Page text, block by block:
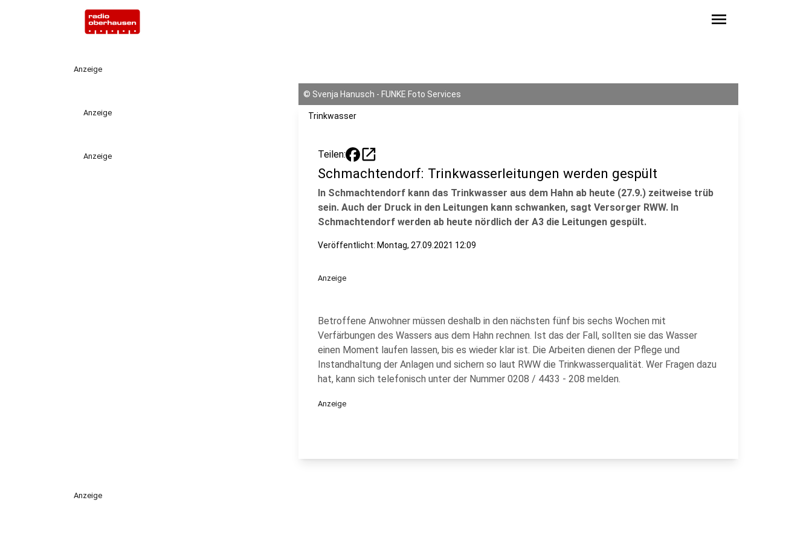
menu
Anzeige
Anzeige
Anzeige
© Svenja Hanusch - FUNKE Foto Services
Trinkwasser
Teilen: open_in_new
Schmachtendorf: Trinkwasserleitungen werden gespült
In Schmachtendorf kann das Trinkwasser aus dem Hahn ab heute (27.9.) zeitweise trüb
sein. Auch der Druck in den Leitungen kann schwanken, sagt Versorger RWW. In
Schmachtendorf werden ab heute nördlich der A3 die Leitungen gespült.
Veröffentlicht: Montag, 27.09.2021 12:09
Anzeige
Betroffene Anwohner müssen deshalb in den nächsten fünf bis sechs Wochen mit
Verfärbungen des Wassers aus dem Hahn rechnen. Ist das der Fall, sollten sie das Wasser
einen Moment laufen lassen, bis es wieder klar ist. Die Arbeiten dienen der Pflege und
Instandhaltung der Anlagen und sichern so laut RWW die Trinkwasserqualität. Wer Fragen dazu
hat, kann sich telefonisch unter der Nummer 0208 / 4433 - 208 melden.
Anzeige
Anzeige